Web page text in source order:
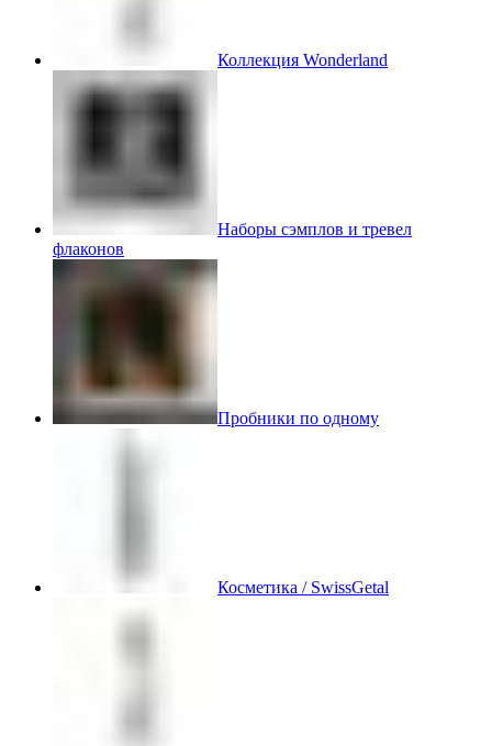
Коллекция Wonderland
Наборы сэмплов и тревел
флаконов
Пробники по одному
Косметика / SwissGetal